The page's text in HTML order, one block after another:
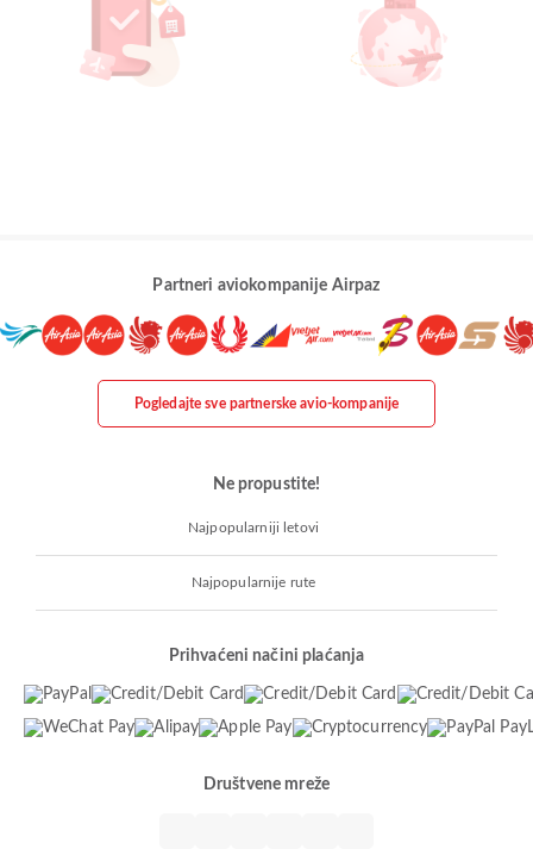
Partneri aviokompanije Airpaz
Pogledajte sve partnerske avio-kompanije
Ne propustite!
Najpopularniji letovi
Najpopularnije rute
Prihvaćeni načini plaćanja
Društvene mreže